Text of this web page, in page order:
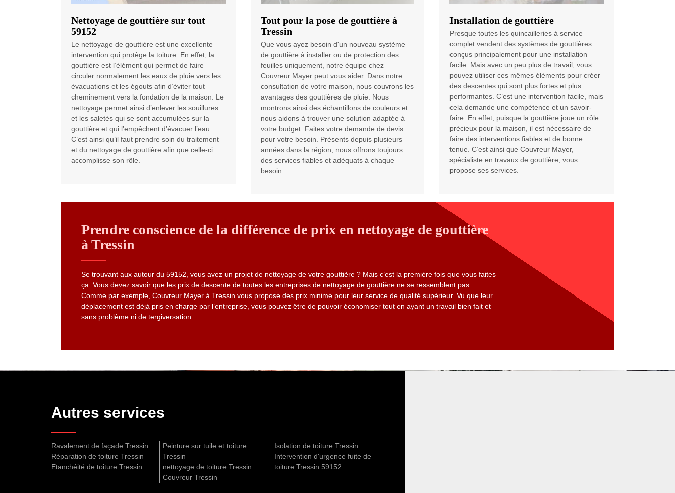
Nettoyage de gouttière sur tout
59152
Le nettoyage de gouttière est une excellente
intervention qui protège la toiture. En effet, la
gouttière est l’élément qui permet de faire
circuler normalement les eaux de pluie vers les
évacuations et les égouts afin d’éviter tout
cheminement vers la fondation de la maison. Le
nettoyage permet ainsi d’enlever les souillures
et les saletés qui se sont accumulées sur la
gouttière et qui l’empêchent d’évacuer l’eau.
C’est ainsi qu’il faut prendre soin du traitement
et du nettoyage de gouttière afin que celle-ci
accomplisse son rôle.
Tout pour la pose de gouttière à
Tressin
Que vous ayez besoin d'un nouveau système
de gouttière à installer ou de protection des
feuilles uniquement, notre équipe chez
Couvreur Mayer peut vous aider. Dans notre
consultation de votre maison, nous couvrons les
avantages des gouttières de pluie. Nous
montrons ainsi des échantillons de couleurs et
nous aidons à trouver une solution adaptée à
votre budget. Faites votre demande de devis
pour votre besoin. Présents depuis plusieurs
années dans la région, nous offrons toujours
des services fiables et adéquats à chaque
besoin.
Installation de gouttière
Presque toutes les quincailleries à service
complet vendent des systèmes de gouttières
conçus principalement pour une installation
facile. Mais avec un peu plus de travail, vous
pouvez utiliser ces mêmes éléments pour créer
des descentes qui sont plus fortes et plus
performantes. C’est une intervention facile, mais
cela demande une compétence et un savoir-
faire. En effet, puisque la gouttière joue un rôle
précieux pour la maison, il est nécessaire de
faire des interventions fiables et de bonne
tenue. C’est ainsi que Couvreur Mayer,
spécialiste en travaux de gouttière, vous
propose ses services.
Prendre conscience de la différence de prix en nettoyage de gouttière
à Tressin
Se trouvant aux autour du 59152, vous avez un projet de nettoyage de votre gouttière ? Mais c’est la première fois que vous faites
ça. Vous devez savoir que les prix de descente de toutes les entreprises de nettoyage de gouttière ne se ressemblent pas.
Comme par exemple, Couvreur Mayer à Tressin vous propose des prix minime pour leur service de qualité supérieur. Vu que leur
déplacement est déjà pris en charge par l’entreprise, vous pouvez être de pouvoir économiser tout en ayant un travail bien fait et
sans problème ni de tergiversation.
Autres services
Ravalement de façade Tressin
Réparation de toiture Tressin
Etanchéité de toiture Tressin
Peinture sur tuile et toiture
Tressin
nettoyage de toiture Tressin
Couvreur Tressin
Isolation de toiture Tressin
Intervention d'urgence fuite de
toiture Tressin 59152